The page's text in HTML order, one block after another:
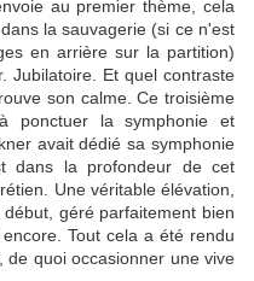
au premier thème, cela
la sauvagerie (si ce n'est
en arrière sur la partition)
Jubilatoire. Et quel contraste
son calme. Ce troisième
ponctuer la symphonie et
avait dédié sa symphonie
dans la profondeur de cet
Une véritable élévation,
géré parfaitement bien
Tout cela a été rendu
de quoi occasionner une vive